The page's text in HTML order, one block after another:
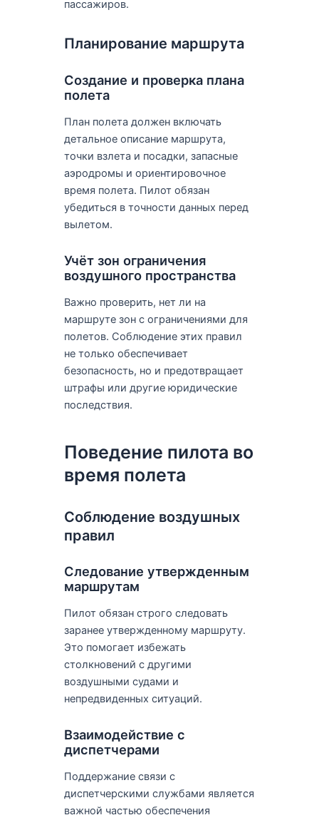
пассажиров.
Планирование маршрута
Создание и проверка плана
полета
План полета должен включать
детальное описание маршрута,
точки взлета и посадки, запасные
аэродромы и ориентировочное
время полета. Пилот обязан
убедиться в точности данных перед
вылетом.
Учёт зон ограничения
воздушного пространства
Важно проверить, нет ли на
маршруте зон с ограничениями для
полетов. Соблюдение этих правил
не только обеспечивает
безопасность, но и предотвращает
штрафы или другие юридические
последствия.
Поведение пилота во
время полета
Соблюдение воздушных
правил
Следование утвержденным
маршрутам
Пилот обязан строго следовать
заранее утвержденному маршруту.
Это помогает избежать
столкновений с другими
воздушными судами и
непредвиденных ситуаций.
Взаимодействие с
диспетчерами
Поддержание связи с
диспетчерскими службами является
важной частью обеспечения